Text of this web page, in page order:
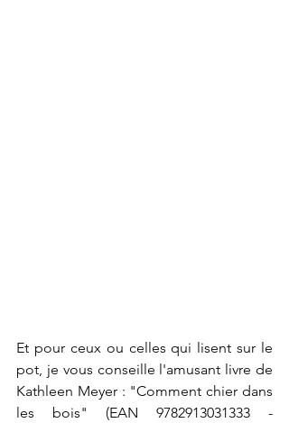
Et pour ceux ou celles qui lisent sur le
pot, je vous conseille l'amusant livre de
Kathleen Meyer : "Comment chier dans
les bois" (EAN 9782913031333 -